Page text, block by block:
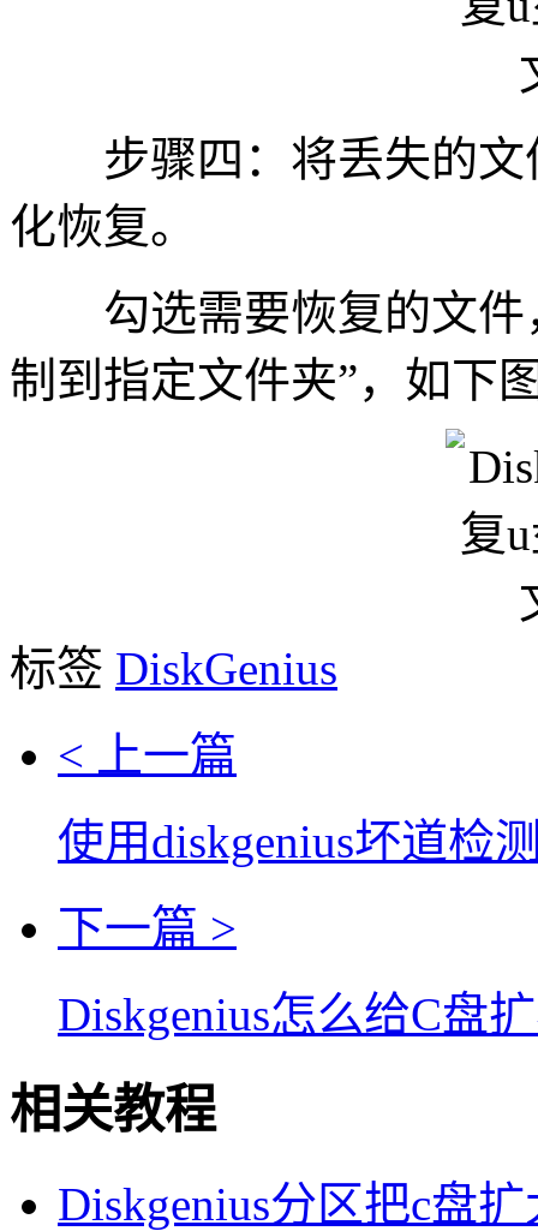
步骤四：将丢失的文
化恢复。
勾选需要恢复的文件
制到指定文件夹”，如下
标签 DiskGenius
< 上一篇
使用diskgenius坏道检
下一篇 >
Diskgenius怎么给C盘
相关教程
Diskgenius分区把c盘